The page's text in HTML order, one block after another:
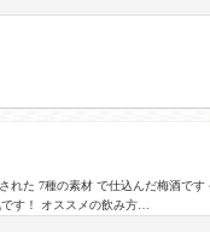
た 7種の素材 で仕込んだ梅酒です
す！ オススメの飲み方…